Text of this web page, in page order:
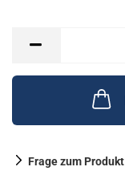
Frage zum Produkt